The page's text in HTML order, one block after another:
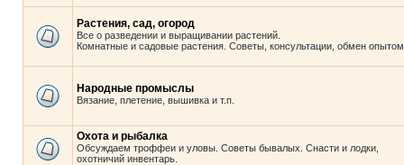
Растения, сад, огород
Все о разведении и выращивании растений.
Комнатные и садовые растения. Советы, консультации, обмен
Народные промыслы
Вязание, плетение, вышивка и т.п.
Охота и рыбалка
Обсуждаем троффеи и уловы. Советы бывалых. Снасти и лодки,
охотничий инвентарь.